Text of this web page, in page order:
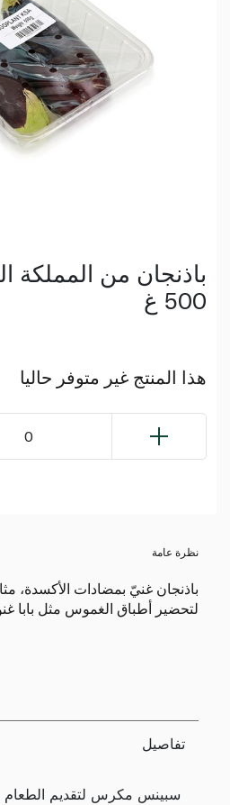
باذنجان من المملكة
500 غ
هذا المنتج غير متوفر حاليا
0
نظرة عامة
باذنجان غنيّ بمضادات الأكسدة،
لتحضير أطباق الغموس مثل بابا
تفاصيل
سبينس مكرس لتقديم الطعام